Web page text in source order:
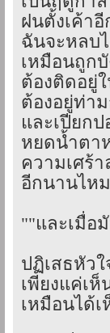
ฝนตั้งเค้า
ฉันจะหลบ
เหมือนถูก
ต้องติดอยู่
ต้องอยู่ท่า
และเปียก
หยดน้ำตา
ความเศร้า
อีกนานไห
""และเมื่อ
ปฏิเสธหัว
เพียงแค่เห็
เหมือนได้